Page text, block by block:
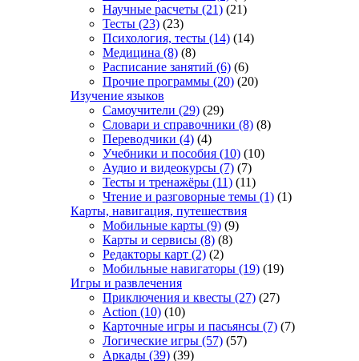
Научные расчеты (21) (21)
Тесты (23) (23)
Психология, тесты (14) (14)
Медицина (8) (8)
Расписание занятий (6) (6)
Прочие программы (20) (20)
Изучение языков
Самоучители (29) (29)
Словари и справочники (8) (8)
Переводчики (4) (4)
Учебники и пособия (10) (10)
Аудио и видеокурсы (7) (7)
Тесты и тренажёры (11) (11)
Чтение и разговорные темы (1) (1)
Карты, навигация, путешествия
Мобильные карты (9) (9)
Карты и сервисы (8) (8)
Редакторы карт (2) (2)
Мобильные навигаторы (19) (19)
Игры и развлечения
Приключения и квесты (27) (27)
Action (10) (10)
Карточные игры и пасьянсы (7) (7)
Логические игры (57) (57)
Аркады (39) (39)